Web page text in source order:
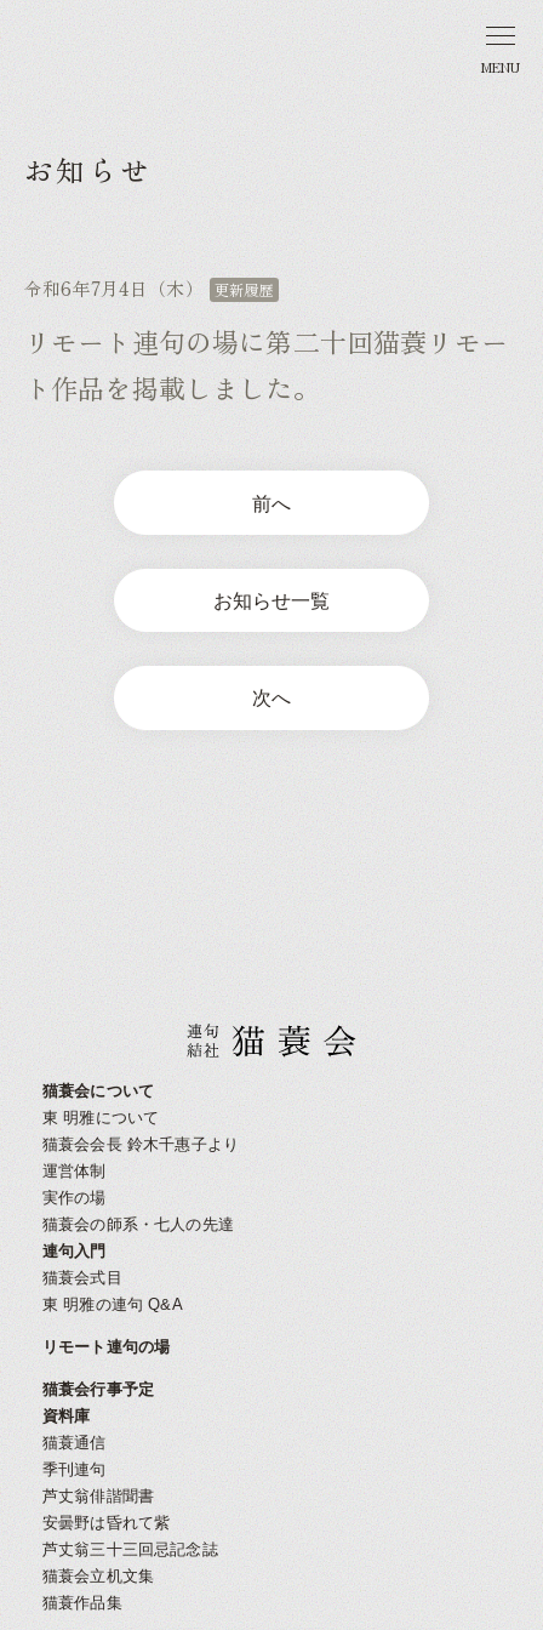
MENU
お知らせ
令和6年7月4日（木） 更新履歴
リモート連句の場に第二十回猫蓑リモー
ト作品を掲載しました。
前へ
お知らせ一覧
次へ
猫蓑会について
東 明雅について
猫蓑会会長 鈴木千惠子より
運営体制
実作の場
猫蓑会の師系・七人の先達
連句入門
猫蓑会式目
東 明雅の連句 Q&A
リモート連句の場
猫蓑会行事予定
資料庫
猫蓑通信
季刊連句
芦丈翁俳諧聞書
安曇野は昏れて紫
芦丈翁三十三回忌記念誌
猫蓑会立机文集
猫蓑作品集